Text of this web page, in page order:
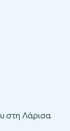
στη Λάρισα